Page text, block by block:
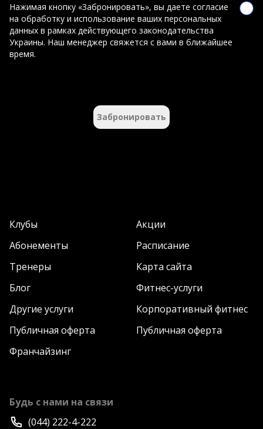
Нажимая кнопку «Забронировать», вы даете согласие
на обработку и использование ваших персональных
данных в рамках действующего законодательства
Украины. Наш менеджер свяжется с вами в ближайшее
время.
Забронировать
Клубы
Акции
Абонементы
Расписание
Тренеры
Карта сайта
Блог
Фитнес-услуги
Другие услуги
Корпоративный фитнес
Публичная оферта
Публичная оферта
Франчайзинг
Будь с нами на связи
(044) 222-4-222